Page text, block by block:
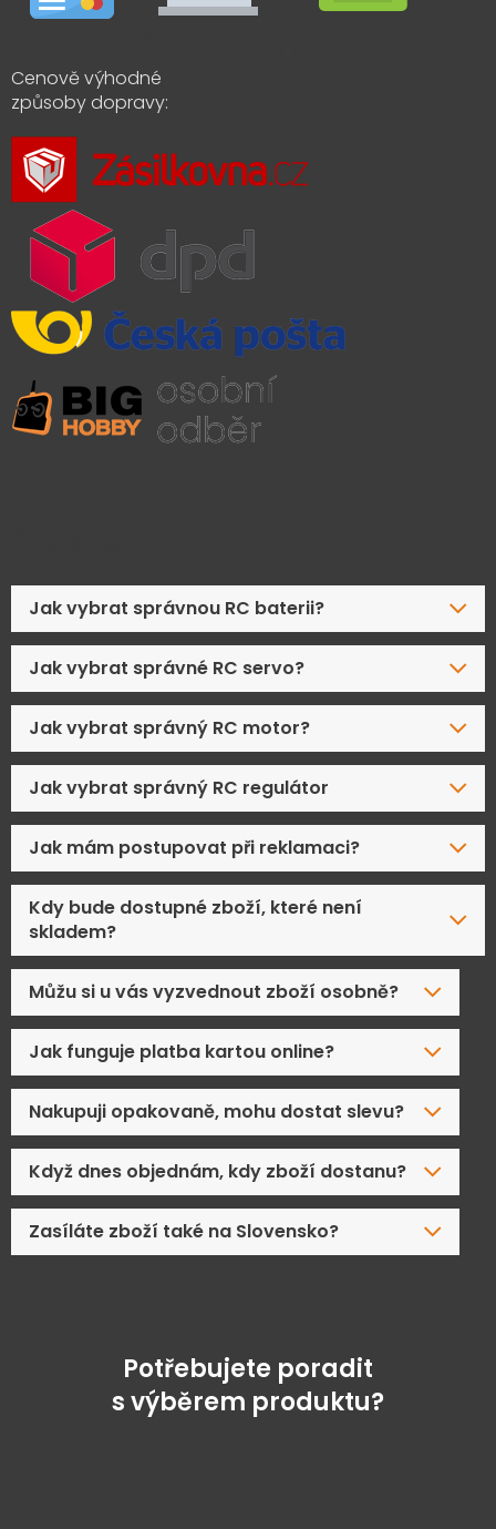
Cenově výhodné
způsoby dopravy:
Jak vybrat správnou RC baterii?
Jak vybrat správné RC servo?
Jak vybrat správný RC motor?
Jak vybrat správný RC regulátor
Jak mám postupovat při reklamaci?
Kdy bude dostupné zboží, které není
skladem?
Můžu si u vás vyzvednout zboží osobně?
Jak funguje platba kartou online?
Nakupuji opakovaně, mohu dostat slevu?
Když dnes objednám, kdy zboží dostanu?
Zasíláte zboží také na Slovensko?
Potřebujete poradit
s výběrem produktu?